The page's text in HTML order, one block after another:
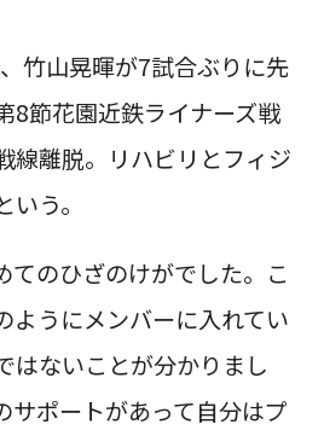
竹山晃暉が7試合ぶりに先
8節花園近鉄ライナーズ戦
線離脱。リハビリとフィジ
う。
てのひざのけがでした。こ
ようにメンバーに入れてい
はないことが分かりまし
サポートがあって自分はプ